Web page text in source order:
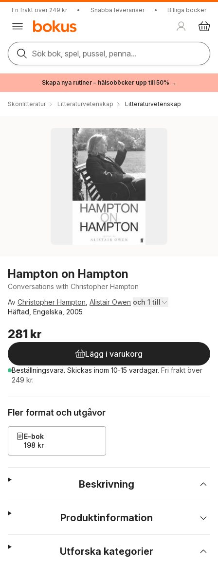
Fri frakt över 249 kr • Snabba leveranser • Billiga böcker
Sök bok, spel, pussel, penna...
Skapa nya rutiner – hälsoböcker upp till 50% →
Skönlitteratur Litteraturvetenskap Litteraturvetenskap
Hampton on Hampton
Conversations with Christopher Hampton
Av Christopher Hampton Alistair Owen och 1 till
Häftad, Engelska, 2005
281 kr
Lägg i varukorg
Beställningsvara. Skickas inom 10-15 vardagar. Fri frakt över
249 kr.
Fler format och utgåvor
E-bok
198 kr
Beskrivning
Produktinformation
Utforska kategorier